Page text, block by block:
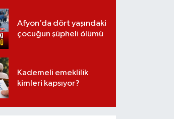
Afyon’da dört yaşındaki
çocuğun şüpheli ölümü
Kademeli emeklilik
kimleri kapsıyor?